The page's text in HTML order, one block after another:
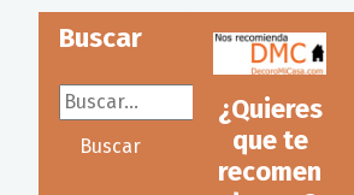
Buscar
Buscar...
Buscar
¿Quieres
que te
recomen